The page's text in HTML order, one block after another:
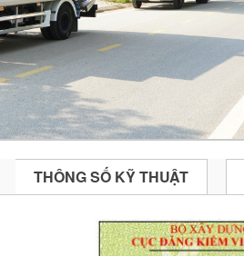
THÔNG SỐ KỸ THUẬT